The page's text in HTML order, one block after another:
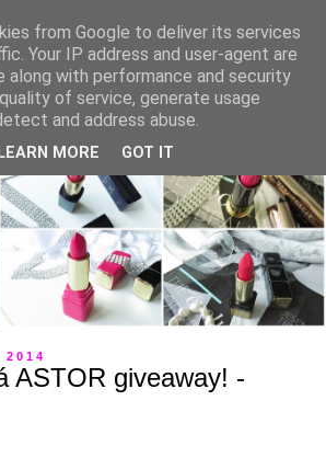
ASTOR giveaway! -
from Google to deliver its services
Your IP address and user-agent are
along with performance and security
of service, generate usage
and address abuse.
LEARN MORE GOT IT